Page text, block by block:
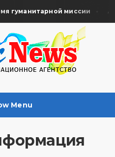
гуманитарной миссии
Menu